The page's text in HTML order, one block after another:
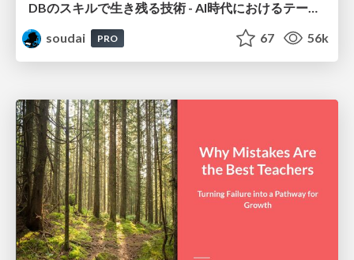
soudai
PRO 67 56k